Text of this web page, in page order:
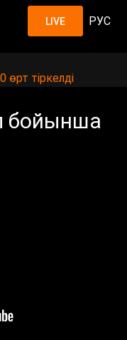
LIVE РУС
өрт тіркелді
бойынша